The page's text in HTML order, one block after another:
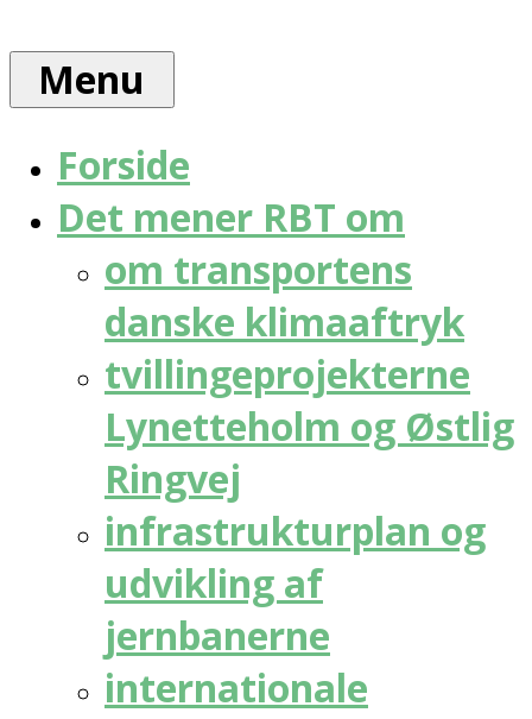
content
for
bæredygtig
trafik
Menu
Forside
Det mener RBT om
om transportens
danske klimaaftryk
tvillingeprojekterne
Lynetteholm og Østlig
Ringvej
infrastrukturplan og
udvikling af
jernbanerne
internationale